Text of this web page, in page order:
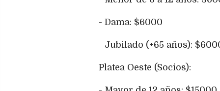
- Dama: $6000
- Jubilado (+65 años):
Platea Oeste (Socios):